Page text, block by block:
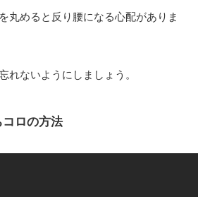
丸めると反り腰になる心配がありま
れないようにしましょう。
コロの方法